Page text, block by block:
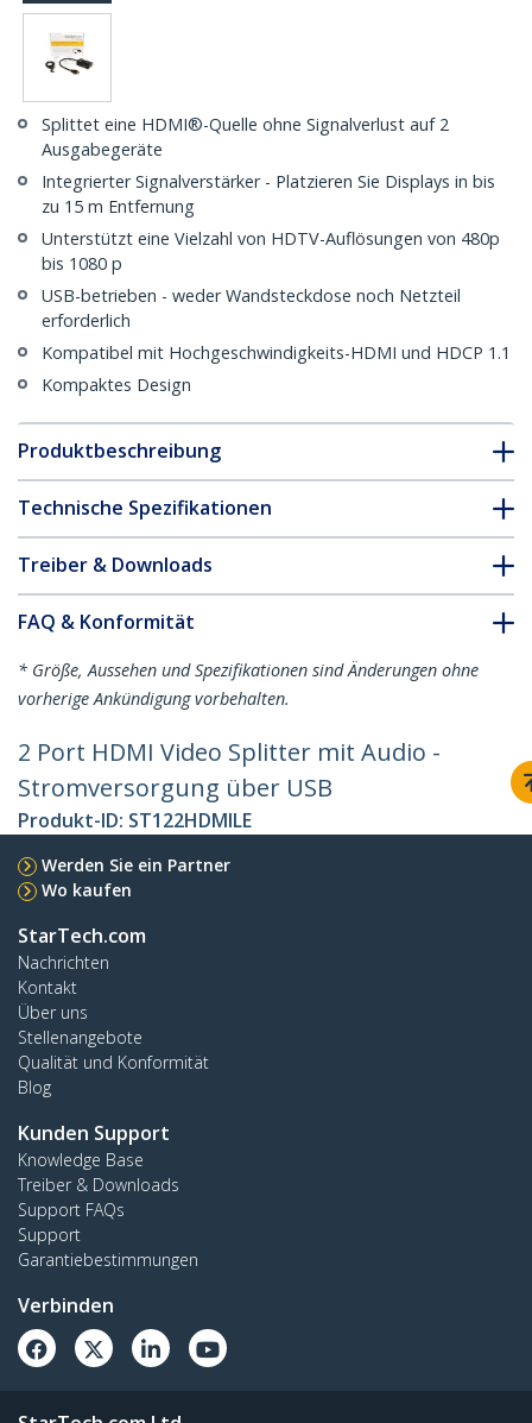
Splittet eine HDMI®-Quelle ohne Signalverlust auf 2
Ausgabegeräte
Integrierter Signalverstärker - Platzieren Sie Displays in bis
zu 15 m Entfernung
Unterstützt eine Vielzahl von HDTV-Auflösungen von 480p
bis 1080 p
USB-betrieben - weder Wandsteckdose noch Netzteil
erforderlich
Kompatibel mit Hochgeschwindigkeits-HDMI und HDCP 1.1
Kompaktes Design
Produktbeschreibung
Technische Spezifikationen
Treiber & Downloads
FAQ & Konformität
* Größe, Aussehen und Spezifikationen sind Änderungen ohne
vorherige Ankündigung vorbehalten.
2 Port HDMI Video Splitter mit Audio -
Stromversorgung über USB
Produkt-ID: ST122HDMILE
Werden Sie ein Partner
Wo kaufen
StarTech.com
Nachrichten
Kontakt
Über uns
Stellenangebote
Qualität und Konformität
Blog
Kunden Support
Knowledge Base
Treiber & Downloads
Support FAQs
Support
Garantiebestimmungen
Verbinden